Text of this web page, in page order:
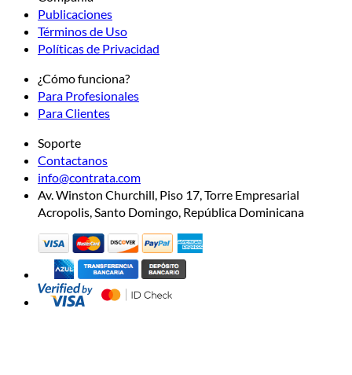
Publicaciones
Términos de Uso
Políticas de Privacidad
¿Cómo funciona?
Para Profesionales
Para Clientes
Soporte
Contactanos
info@contrata.com
Av. Winston Churchill, Piso 17, Torre Empresarial
Acropolis, Santo Domingo, República Dominicana